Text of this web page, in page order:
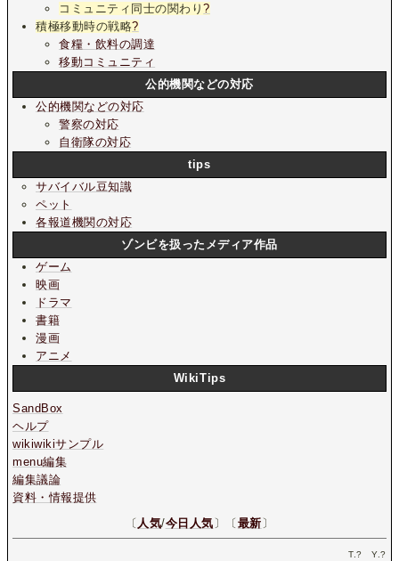
コミュニティ同士の関わり?
積極移動時の戦略?
食糧・飲料の調達
移動コミュニティ
公的機関などの対応
公的機関などの対応
警察の対応
自衛隊の対応
tips
サバイバル豆知識
ペット
各報道機関の対応
ゾンビを扱ったメディア作品
ゲーム
映画
ドラマ
書籍
漫画
アニメ
WikiTips
SandBox
ヘルプ
wikiwikiサンプル
menu編集
編集議論
資料・情報提供
〔 人気/今日人気 〕〔 最新 〕
T.? Y.?